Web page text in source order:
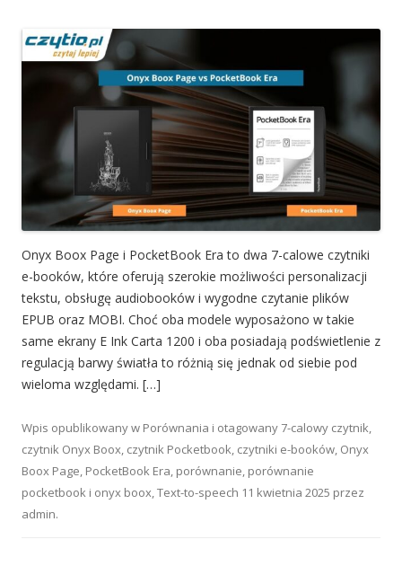
Onyx Boox Page i PocketBook Era to dwa 7-calowe czytniki
e-booków, które oferują szerokie możliwości personalizacji
tekstu, obsługę audiobooków i wygodne czytanie plików
EPUB oraz MOBI. Choć oba modele wyposażono w takie
same ekrany E Ink Carta 1200 i oba posiadają podświetlenie z
regulacją barwy światła to różnią się jednak od siebie pod
wieloma względami. […]
Wpis opublikowany w Porównania i otagowany 7-calowy czytnik,
czytnik Onyx Boox, czytnik Pocketbook, czytniki e-booków, Onyx
Boox Page, PocketBook Era, porównanie, porównanie
pocketbook i onyx boox,Text-to-speech 11 kwietnia 2025 przez
admin.